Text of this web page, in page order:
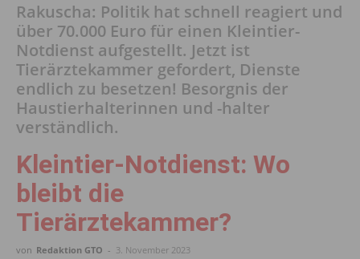
Rakuscha: Politik hat schnell reagiert und
über 70.000 Euro für einen Kleintier-
Notdienst aufgestellt. Jetzt ist
Tierärztekammer gefordert, Dienste
endlich zu besetzen! Besorgnis der
Haustierhalterinnen und -halter
verständlich.
Kleintier-Notdienst: Wo
bleibt die
Tierärztekammer?
von Redaktion GTO - 3. November 2023